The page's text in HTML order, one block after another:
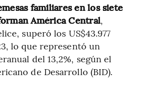
familiares en los siete
América Central,
superó los US$43.977
lo que representó un
del 13,2%, según el
de Desarrollo (BID).